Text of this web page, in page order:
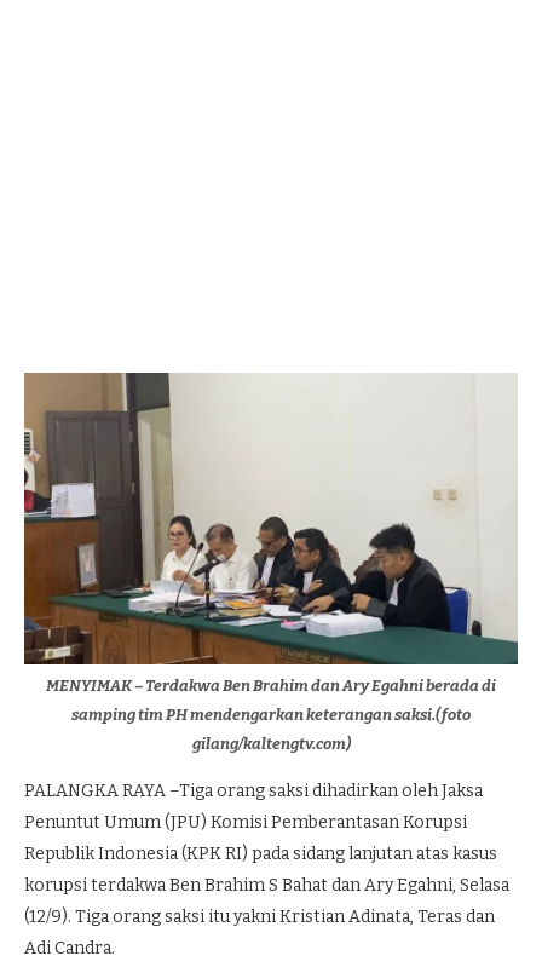
MENYIMAK – Terdakwa Ben Brahim dan Ary Egahni berada di
samping tim PH mendengarkan keterangan saksi.(foto
gilang/kaltengtv.com)
PALANGKA RAYA –Tiga orang saksi dihadirkan oleh Jaksa
Penuntut Umum (JPU) Komisi Pemberantasan Korupsi
Republik Indonesia (KPK RI) pada sidang lanjutan atas kasus
korupsi terdakwa Ben Brahim S Bahat dan Ary Egahni, Selasa
(12/9). Tiga orang saksi itu yakni Kristian Adinata, Teras dan
Adi Candra.